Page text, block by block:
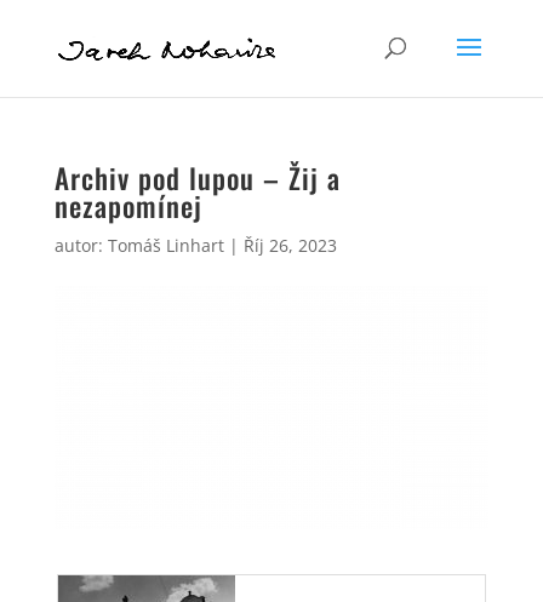
Archiv pod lupou – Žij a
nezapomínej
autor: Tomáš Linhart| Říj 26, 2023